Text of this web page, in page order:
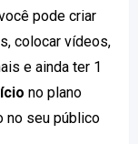
pode criar
colocar vídeos,
e ainda ter 1
no plano
no seu público